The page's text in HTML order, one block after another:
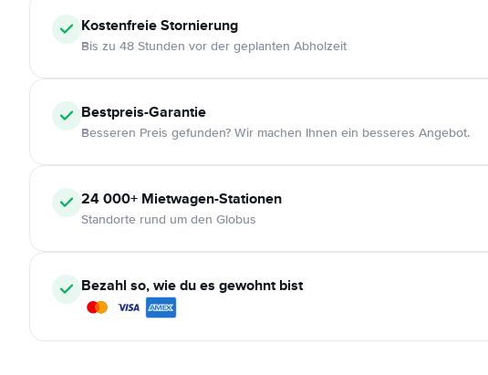
KostenfreieStornierung
Bis zu 48 Stunden vor der geplanten Abholzeit
Bestpreis-Garantie
Besseren Preis gefunden? Wir machen Ihnen ein besseres Angebot.
24 000+ Mietwagen-Stationen
Standorte rund um den Globus
Bezahl so, wie du es gewohnt bist